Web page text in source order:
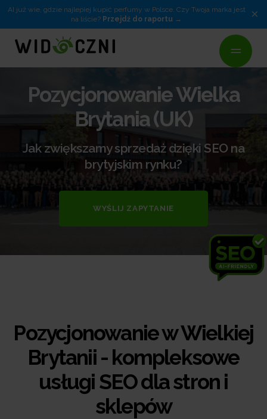
AI już wie, gdzie najlepiej kupić perfumy w Polsce. Czy Twoja marka jest
na liście? Przejdź do raportu ×
Pozycjonowanie Wielka
Brytania (UK)
Jak zwiększamy sprzedaż dzięki SEO na
brytyjskim rynku?
WYŚLIJ ZAPYTANIE
Pozycjonowanie w Wielkiej
Brytanii - kompleksowe
usługi SEO dla stron i
sklepów